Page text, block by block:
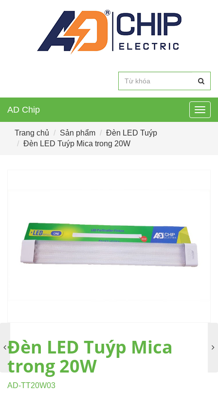
AD Chip
Trang chủ Sản phẩm
Đèn LED Tuýp
Đèn LED Tuýp Mica trong 20W
Đèn LED Tuýp Mica
trong 20W
AD-TT20W03